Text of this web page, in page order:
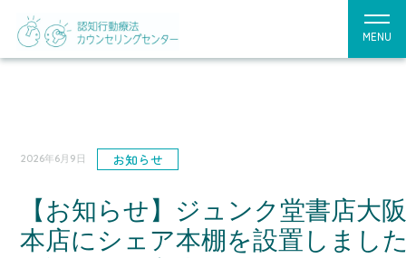
MENU
2026年6月9日 お知らせ
【お知らせ】ジュンク堂書店大
本店にシェア本棚を設置しまし